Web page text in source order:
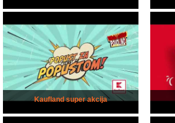
Kaufland super akcija